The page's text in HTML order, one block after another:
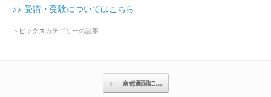
>> 受講・受験についてはこちら
トピックスカテゴリーの記事
← 京都新聞に…